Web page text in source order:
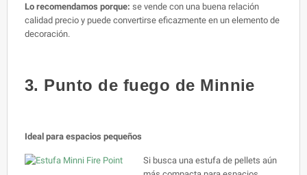
Lo recomendamos porque: se vende con una buena relación
calidad precio y puede convertirse eficazmente en un elemento de
decoración.
3. Punto de fuego de Minnie
Ideal para espacios pequeños
Si busca una estufa de pellets aún